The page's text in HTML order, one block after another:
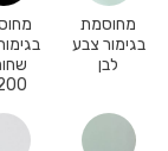
מחוסמת
בגימור צבע
לבן